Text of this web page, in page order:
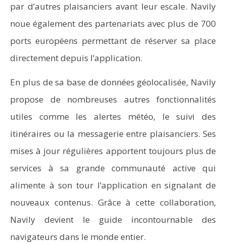
par d’autres plaisanciers avant leur escale. Navily
noue également des partenariats avec plus de 700
ports européens permettant de réserver sa place
directement depuis l’application.
En plus de sa base de données géolocalisée, Navily
propose de nombreuses autres fonctionnalités
utiles comme les alertes météo, le suivi des
itinéraires ou la messagerie entre plaisanciers. Ses
mises à jour régulières apportent toujours plus de
services à sa grande communauté active qui
alimente à son tour l’application en signalant de
nouveaux contenus. Grâce à cette collaboration,
Navily devient le guide incontournable des
navigateurs dans le monde entier.